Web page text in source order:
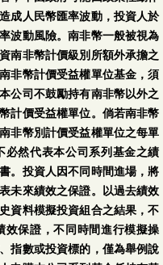
成人民幣匯率波動，投資人於
波動風險。南非幣一般被視為
南非幣計價級別所額外承擔之
非幣計價受益權單位基金，須
公司不鼓勵持有南非幣以外之
計價受益權單位。倘若南非幣
非幣別計價受益權單位之每單
必然代表本公司系列基金之績
。投資人因不同時間進場，將
未來績效之保證。以過去績效
資料模擬投資組合之結果，不
效保證，不同時間進行模擬操
指數或投資標的，僅為舉例說